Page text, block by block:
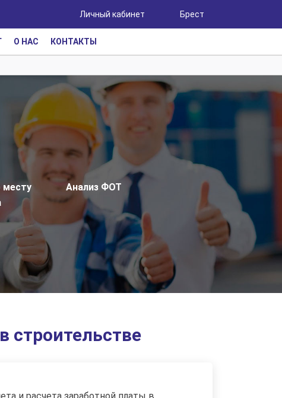
Личный кабинет Брест
О НАС КОНТАКТЫ
месту
Анализ ФОТ
строительстве